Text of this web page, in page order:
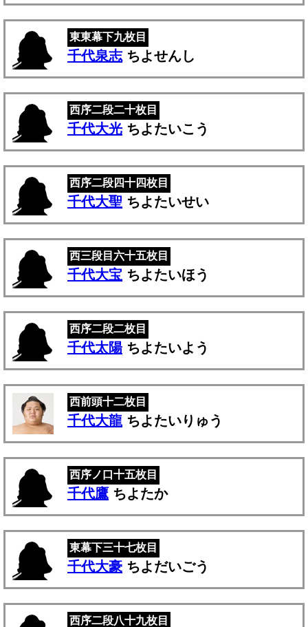
東東幕下九枚目
千代泉志 ちよせんし
西序二段二十枚目
千代大光 ちよたいこう
西序二段四十四枚目
千代大聖 ちよたいせい
西三段目六十五枚目
千代大宝 ちよたいほう
西序二段二枚目
千代太陽 ちよたいよう
西前頭十二枚目
千代大龍 ちよたいりゅう
西序ノ口十五枚目
千代鷹 ちよたか
東幕下三十七枚目
千代大豪 ちよだいごう
西序二段八十九枚目